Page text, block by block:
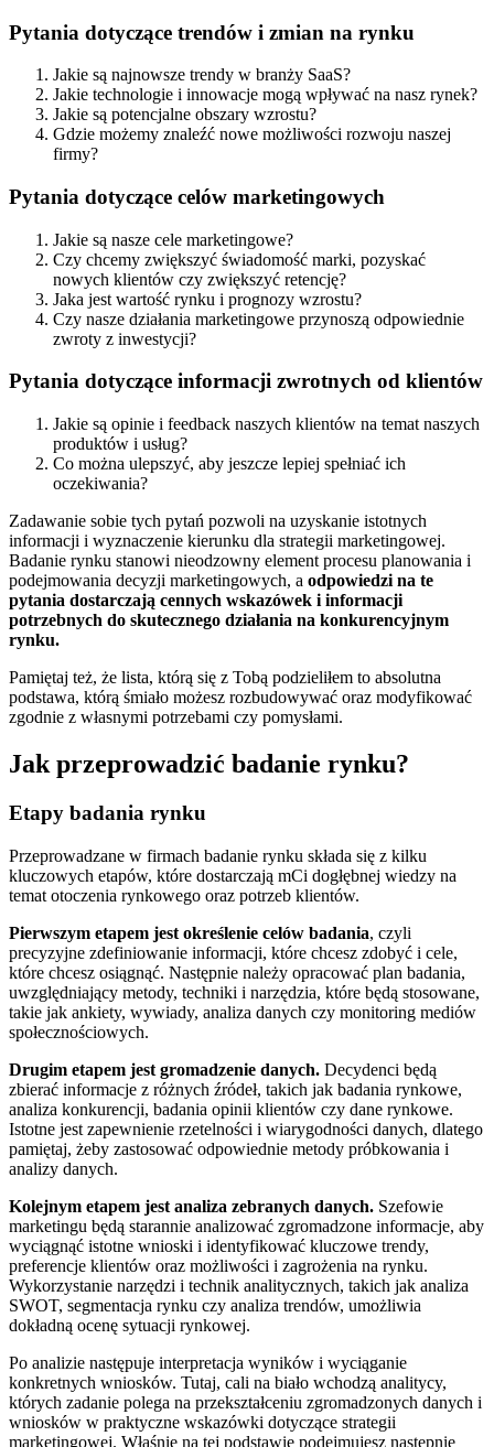
Pytania dotyczące trendów i zmian na rynku
Jakie są najnowsze trendy w branży SaaS?
Jakie technologie i innowacje mogą wpływać na nasz rynek?
Jakie są potencjalne obszary wzrostu?
Gdzie możemy znaleźć nowe możliwości rozwoju naszej
firmy?
Pytania dotyczące celów marketingowych
Jakie są nasze cele marketingowe?
Czy chcemy zwiększyć świadomość marki, pozyskać
nowych klientów czy zwiększyć retencję?
Jaka jest wartość rynku i prognozy wzrostu?
Czy nasze działania marketingowe przynoszą odpowiednie
zwroty z inwestycji?
Pytania dotyczące informacji zwrotnych od klientów
Jakie są opinie i feedback naszych klientów na temat naszych
produktów i usług?
Co można ulepszyć, aby jeszcze lepiej spełniać ich
oczekiwania?
Zadawanie sobie tych pytań pozwoli na uzyskanie istotnych
informacji i wyznaczenie kierunku dla strategii marketingowej.
Badanie rynku stanowi nieodzowny element procesu planowania i
podejmowania decyzji marketingowych, a odpowiedzi na te
pytania dostarczają cennych wskazówek i informacji
potrzebnych do skutecznego działania na konkurencyjnym
rynku.
Pamiętaj też, że lista, którą się z Tobą podzieliłem to absolutna
podstawa, którą śmiało możesz rozbudowywać oraz modyfikować
zgodnie z własnymi potrzebami czy pomysłami.
Jak przeprowadzić badanie rynku?
Etapy badania rynku
Przeprowadzane w firmach badanie rynku składa się z kilku
kluczowych etapów, które dostarczają mCi dogłębnej wiedzy na
temat otoczenia rynkowego oraz potrzeb klientów.
Pierwszym etapem jest określenie celów badania, czyli
precyzyjne zdefiniowanie informacji, które chcesz zdobyć i cele,
które chcesz osiągnąć. Następnie należy opracować plan badania,
uwzględniający metody, techniki i narzędzia, które będą stosowane,
takie jak ankiety, wywiady, analiza danych czy monitoring mediów
społecznościowych.
Drugim etapem jest gromadzenie danych. Decydenci będą
zbierać informacje z różnych źródeł, takich jak badania rynkowe,
analiza konkurencji, badania opinii klientów czy dane rynkowe.
Istotne jest zapewnienie rzetelności i wiarygodności danych, dlatego
pamiętaj, żeby zastosować odpowiednie metody próbkowania i
analizy danych.
Kolejnym etapem jest analiza zebranych danych. Szefowie
marketingu będą starannie analizować zgromadzone informacje, aby
wyciągnąć istotne wnioski i identyfikować kluczowe trendy,
preferencje klientów oraz możliwości i zagrożenia na rynku.
Wykorzystanie narzędzi i technik analitycznych, takich jak analiza
SWOT, segmentacja rynku czy analiza trendów, umożliwia
dokładną ocenę sytuacji rynkowej.
Po analizie następuje interpretacja wyników i wyciąganie
konkretnych wniosków. Tutaj, cali na biało wchodzą analitycy,
których zadanie polega na przekształceniu zgromadzonych danych i
wniosków w praktyczne wskazówki dotyczące strategii
marketingowej. Właśnie na tej podstawie podejmujesz następnie